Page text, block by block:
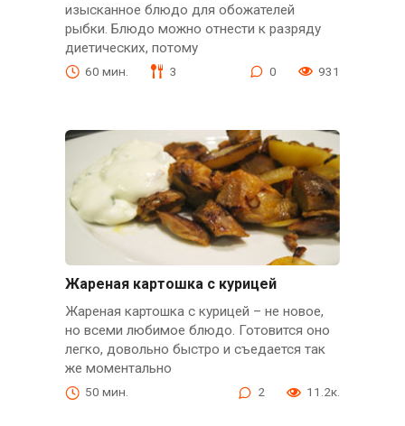
изысканное блюдо для обожателей
рыбки. Блюдо можно отнести к разряду
диетических, потому
60 мин. 3 0 931
Жареная картошка с курицей
Жареная картошка с курицей – не новое,
но всеми любимое блюдо. Готовится оно
легко, довольно быстро и съедается так
же моментально
50 мин. 2 11.2к.